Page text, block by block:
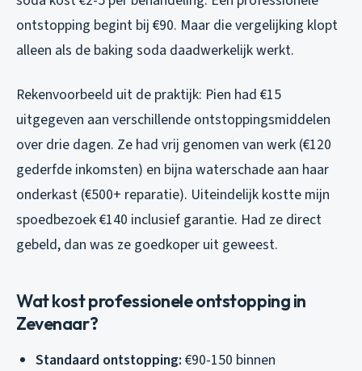
ontstopping begint bij €90. Maar die vergelijking klopt
alleen als de baking soda daadwerkelijk werkt.
Rekenvoorbeeld uit de praktijk: Pien had €15
uitgegeven aan verschillende ontstoppingsmiddelen
over drie dagen. Ze had vrij genomen van werk (€120
gederfde inkomsten) en bijna waterschade aan haar
onderkast (€500+ reparatie). Uiteindelijk kostte mijn
spoedbezoek €140 inclusief garantie. Had ze direct
gebeld, dan was ze goedkoper uit geweest.
Wat kost professionele ontstopping in
Zevenaar?
Standaard ontstopping: €90-150 binnen